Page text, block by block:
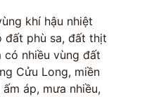
khí hậu nhiệt
đất phù sa, đất thịt
có nhiều vùng đất
Cửu Long, miền
áp, mưa nhiều,